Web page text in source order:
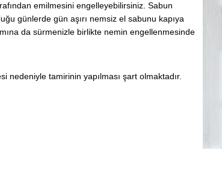
emilmesini engelleyebilirsiniz. Sabun
günlerde gün aşırı nemsiz el sabunu kapıya
da sürmenizle birlikte nemin engellenmesinde
nedeniyle tamirinin yapılması şart olmaktadır.